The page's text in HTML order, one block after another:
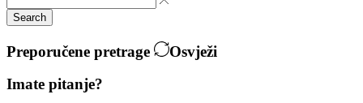
Search
Preporučene pretrage
Osvježi
Imate pitanje?